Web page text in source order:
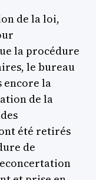
de la loi,
la procédure
le bureau
encore la
de la
été retirés
de